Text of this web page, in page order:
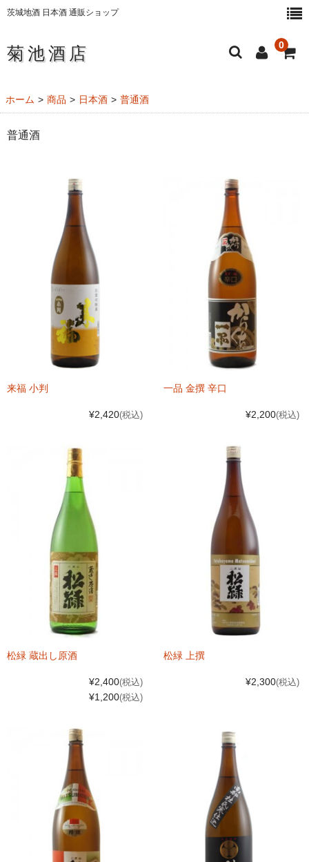
茨城地酒 日本酒 通販ショップ
菊池酒店 0
ホーム
日本酒・地酒
純米吟醸酒
本醸造酒
にごり酒
普通酒
ウイスキー
梅酒・リキュール
お問い合せ
総合案内
ホーム 商品 日本酒 普通酒
普通酒
来福 小判
¥2,420(税込)
一品 金撰 辛口
¥2,200(税込)
松緑 蔵出し原酒
¥2,400(税込)
¥1,200(税込)
松緑 上撰
¥2,300(税込)